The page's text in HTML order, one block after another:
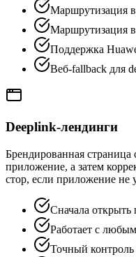
Маршрутизация
Маршрутизация
Поддержка
Веб-fallback для
Deeplink-лендинги
Брендированная страница
приложение, а затем
стор, если приложение не
Сначала
Работает с
Точный